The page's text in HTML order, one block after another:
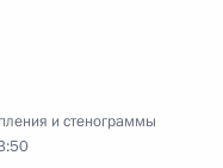
и стенограммы